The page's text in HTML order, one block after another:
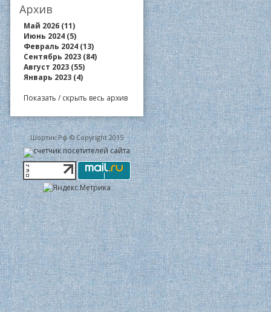
Архив
Май 2026 (11)
Июнь 2024 (5)
Февраль 2024 (13)
Сентябрь 2023 (84)
Август 2023 (55)
Январь 2023 (4)
Показать / скрыть весь архив
Шортик.Рф © Copyright 2015